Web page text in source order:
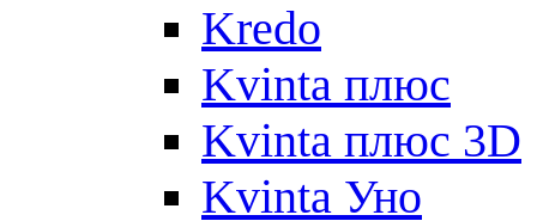
Kredo
Kvinta плюс
Kvinta плюс 3D
Kvinta Уно